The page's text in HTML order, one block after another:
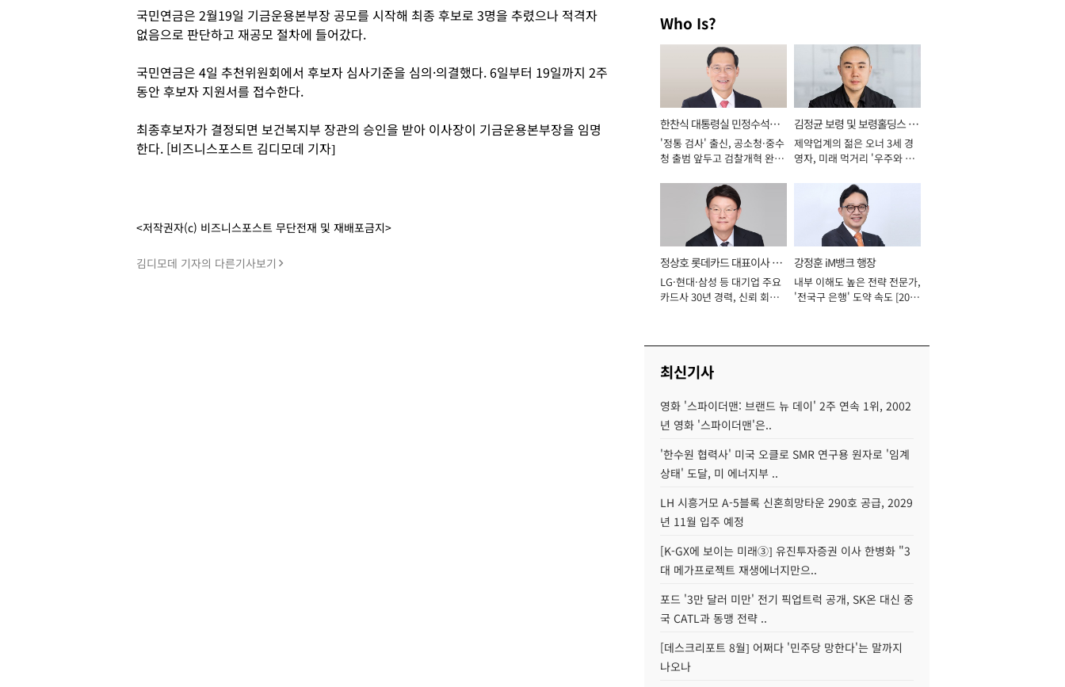
국민연금은 2월19일 기금운용본부장 공모를 시작해 최종 후보로 3명을 추렸으나 적격자
없음으로 판단하고 재공모 절차에 들어갔다.
국민연금은 4일 추천위원회에서 후보자 심사기준을 심의·의결했다. 6일부터 19일까지 2주
동안 후보자 지원서를 접수한다.
최종후보자가 결정되면 보건복지부 장관의 승인을 받아 이사장이 기금운용본부장을 임명
한다. [비즈니스포스트 김디모데 기자]
<저작권자(c) 비즈니스포스트 무단전재 및 재배포금지>
김디모데 기자의 다른기사보기
Who Is?
한찬식 대통령실 민정수석비
서관
'정통 검사' 출신, 공소청·중수
청 출범 앞두고 검찰개혁 완수
김정균 보령 및 보령홀딩스 대
표이사 사장
제약업계의 젊은 오너 3세 경
영자, 미래 먹거리 '우주와 헬
정상호 롯데카드 대표이사 사
장
LG·현대·삼성 등 대기업 주요
카드사 30년 경력, 신뢰 회복
강정훈 iM뱅크 행장
내부 이해도 높은 전략 전문가,
'전국구 은행' 도약 속도 [2026
최신기사
영화 '스파이더맨: 브랜드 뉴 데이' 2주 연속 1위, 2002
년 영화 '스파이더맨'은..
'한수원 협력사' 미국 오클로 SMR 연구용 원자로 '임계
상태' 도달, 미 에너지부 ..
LH 시흥거모 A-5블록 신혼희망타운 290호 공급, 2029
년 11월 입주 예정
[K-GX에 보이는 미래③] 유진투자증권 이사 한병화 "3
대 메가프로젝트 재생에너지만으..
포드 '3만 달러 미만' 전기 픽업트럭 공개, SK온 대신 중
국 CATL과 동맹 전략 ..
[데스크리포트 8월] 어쩌다 '민주당 망한다'는 말까지
나오나